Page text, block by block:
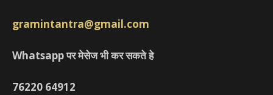
gramintantra@gmail.com
Whatsapp पर मेसेज भी कर सकते हे
76220 64912